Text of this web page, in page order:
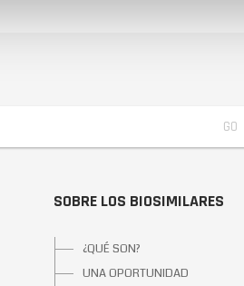
SOBRE LOS BIOSIMILARES
¿QUÉ SON?
UNA OPORTUNIDAD